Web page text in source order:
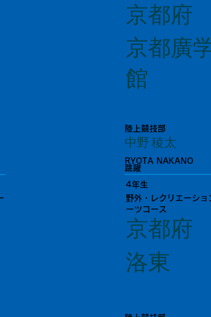
京都府
京都廣
館
陸上競技部
中野 稜太
RYOTA NAKANO
跳躍
4年生
野外・レクリエーショ
ーツコース
京都府
洛東